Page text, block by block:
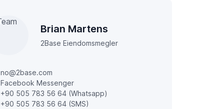
Brian Martens
2Base Eiendomsmegler
no@2base.com
Facebook Messenger
+90 505 783 56 64 (Whatsapp)
+90 505 783 56 64 (SMS)